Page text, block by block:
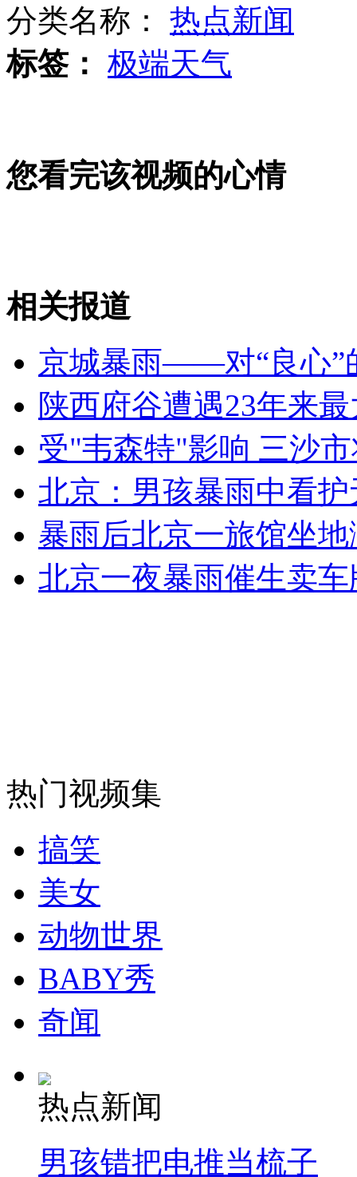
美国首名女航天员去世
山西运城恶犬咬伤多人 警民合力深夜将其击毙
女孩北京地铁殴打老人 痛下狠手拳打脚踢
无痛分娩是否安全 医生回应
外交部：反对强权政治霸凌主义
司机酒驾遇交警 急速倒车逃窜
分类名称： 热点新闻
标签： 极端天气
您看完该视频的心情
相关报道
京城暴雨——对“良心”
陕西府谷遭遇23年来
受"韦森特"影响 三沙
北京：男孩暴雨中看
暴雨后北京一旅馆坐
北京一夜暴雨催生卖
热门视频集
搞笑
美女
动物世界
BABY秀
奇闻
热点新闻
男孩错把电推当梳子